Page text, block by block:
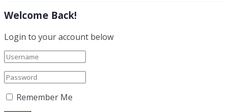
Welcome Back!
Login to your account below
Remember Me